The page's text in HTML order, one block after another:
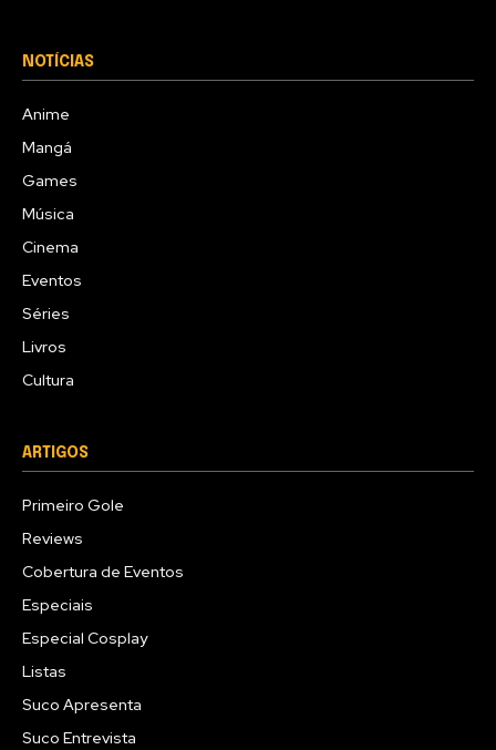
NOTÍCIAS
Anime
Mangá
Games
Música
Cinema
Eventos
Séries
Livros
Cultura
ARTIGOS
Primeiro Gole
Reviews
Cobertura de Eventos
Especiais
Especial Cosplay
Listas
Suco Apresenta
Suco Entrevista